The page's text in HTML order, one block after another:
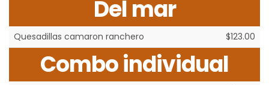
Del mar
Quesadillas camaron ranchero $123.00
Combo individual